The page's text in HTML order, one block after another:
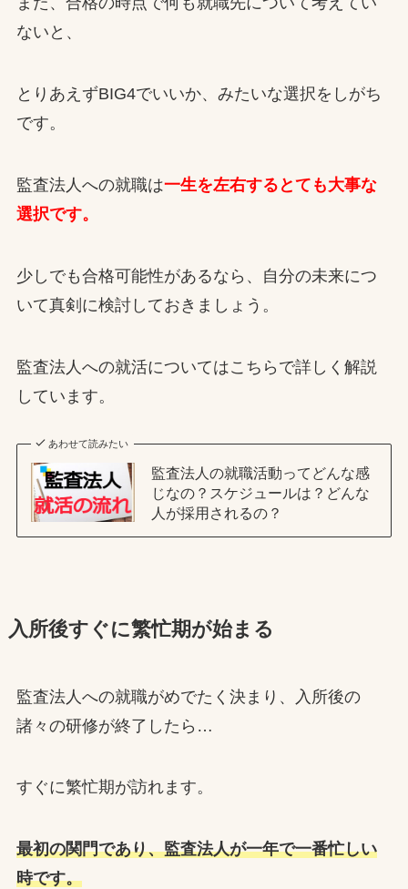
ないと、
とりあえずBIG4でいいか、みたいな選択をしがち
です。
監査法人への就職は一生を左右するとても大事な
選択です。
少しでも合格可能性があるなら、自分の未来につ
いて真剣に検討しておきましょう。
監査法人への就活についてはこちらで詳しく解説
しています。
あわせて読みたい
監査法人の就職活動ってどんな感
じなの？スケジュールは？どんな
人が採用されるの？
入所後すぐに繁忙期が始まる
監査法人への就職がめでたく決まり、入所後の
諸々の研修が終了したら…
すぐに繁忙期が訪れます。
最初の関門であり、監査法人が一年で一番忙しい
時です。